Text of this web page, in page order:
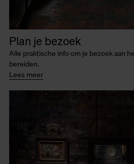
Plan je bezoek
Alle praktische info om je bezoek aan
bereiden.
Lees meer